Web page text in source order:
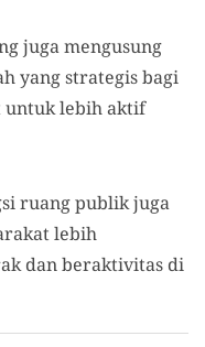
juga mengusung
yang strategis bagi
untuk lebih aktif
ruang publik juga
lebih
dan beraktivitas di